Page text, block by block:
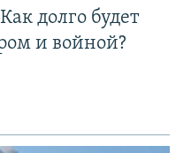
долго будет
и войной?